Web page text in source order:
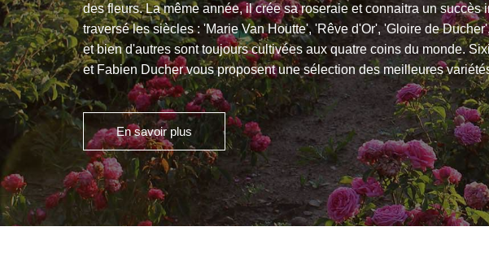
des fleurs. La même année, il crée sa roseraie et connaitra un succès
traversé les siècles : 'Marie Van Houtte', 'Rêve d'Or', 'Gloire de
et bien d'autres sont toujours cultivées aux quatre coins du monde.
et Fabien Ducher vous proposent une sélection des meilleures
En savoir plus